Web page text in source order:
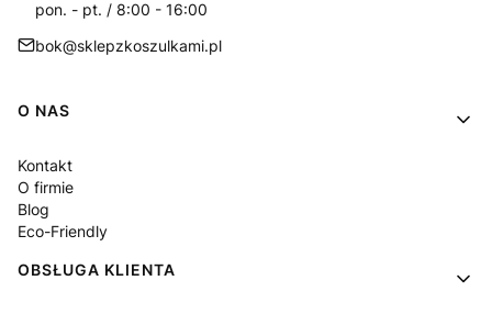
pon. - pt. / 8:00 - 16:00
bok@sklepzkoszulkami.pl
Linki w stopce
O NAS
Kontakt
O firmie
Blog
Eco-Friendly
OBSŁUGA KLIENTA